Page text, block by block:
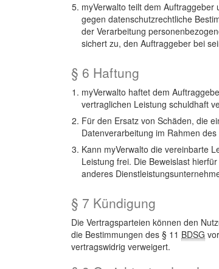
myVerwalto teilt dem
gegen datenschutzrechtliche
der Verarbeitung
sichert zu, den Auftraggeber bei
§ 6 Haftung
myVerwalto haftet dem
vertraglichen Leistung schuldhaft
Für den Ersatz von Schäden, die
Datenverarbeitung im Rahmen
Kann myVerwalto die vereinbarte
Leistung frei. Die Beweislast
anderes
§ 7 Kündigung
Die Vertragsparteien können den
die Bestimmungen des § 11 BDSG
vertragswidrig verweigert.